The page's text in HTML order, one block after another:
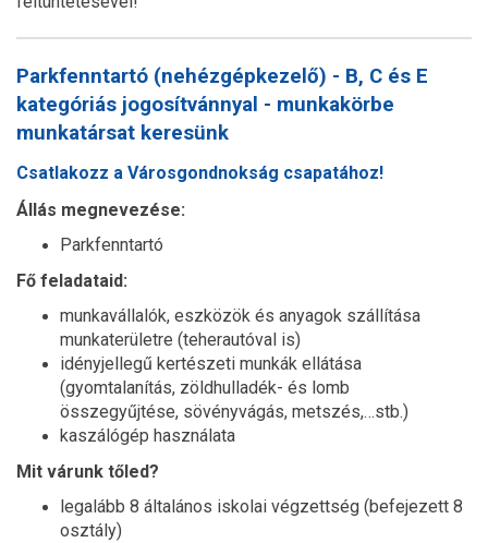
Parkfenntartó (nehézgépkezelő) - B, C és E
kategóriás jogosítvánnyal - munkakörbe
munkatársat keresünk
Csatlakozz a Városgondnokság csapatához!
Állás megnevezése:
Parkfenntartó
Fő feladataid:
munkavállalók, eszközök és anyagok szállítása
munkaterületre (teherautóval is)
idényjellegű kertészeti munkák ellátása
(gyomtalanítás, zöldhulladék- és lomb
összegyűjtése, sövényvágás, metszés,…stb.)
kaszálógép használata
Mit várunk tőled?
legalább 8 általános iskolai végzettség (befejezett 8
osztály)